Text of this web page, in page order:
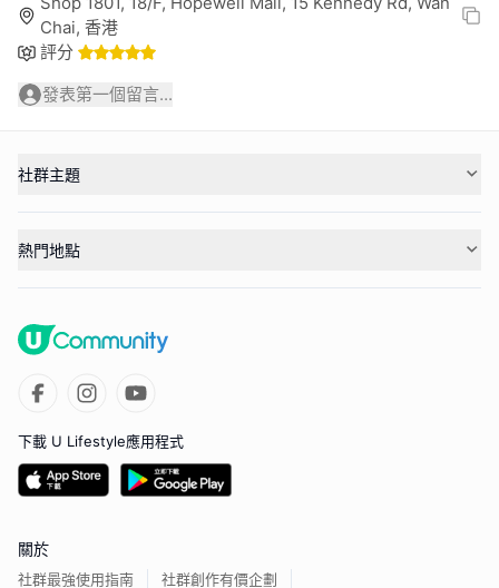
Chai, 香港
評分
發表第一個留言...
社群主題
熱門地點
下載 U Lifestyle應用程式
關於
社群最強使用指南 社群創作有價企劃